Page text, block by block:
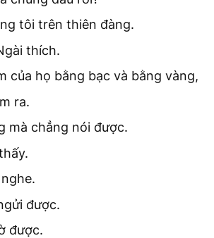
tôi trên thiên đàng.
thích.
của họ bằng bạc và bằng vàng,
ra.
mà chẳng nói được.
được.
được.